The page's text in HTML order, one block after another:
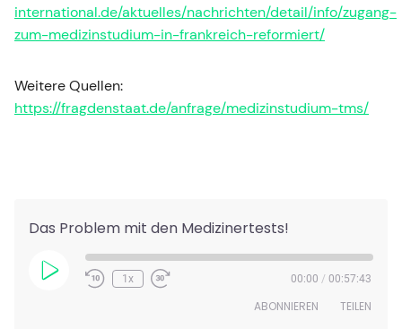
international.de/aktuelles/nachrichten/detail/info/zugang-
zum-medizinstudium-in-frankreich-reformiert/
Weitere Quellen:
https://fragdenstaat.de/anfrage/medizinstudium-tms/
Das Problem mit den Medizinertests!
Play
Episode
1x 00:00 / 00:57:43
ABONNIEREN TEILEN